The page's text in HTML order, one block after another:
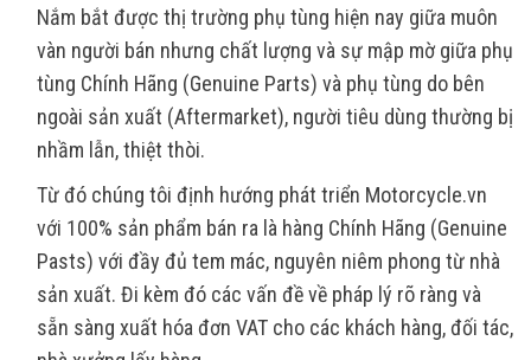
Nắm bắt được thị trường phụ tùng hiện nay giữa muôn
vàn người bán nhưng chất lượng và sự mập mờ giữa phụ
tùng Chính Hãng (Genuine Parts) và phụ tùng do bên
ngoài sản xuất (Aftermarket), người tiêu dùng thường bị
nhầm lẫn, thiệt thòi.
Từ đó chúng tôi định hướng phát triển Motorcycle.vn
với 100% sản phẩm bán ra là hàng Chính Hãng (Genuine
Pasts) với đầy đủ tem mác, nguyên niêm phong từ nhà
sản xuất. Đi kèm đó các vấn đề về pháp lý rõ ràng và
sẵn sàng xuất hóa đơn VAT cho các khách hàng, đối tác,